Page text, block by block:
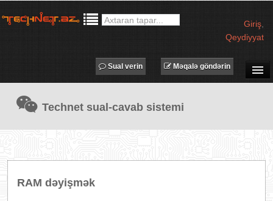
Giriş
Qeydiyyat
TECHNET TV
MƏQALƏLƏR
Məqalə göndərin
Sual verin
Technet sual-cavab sistemi
RAM dəyişmək